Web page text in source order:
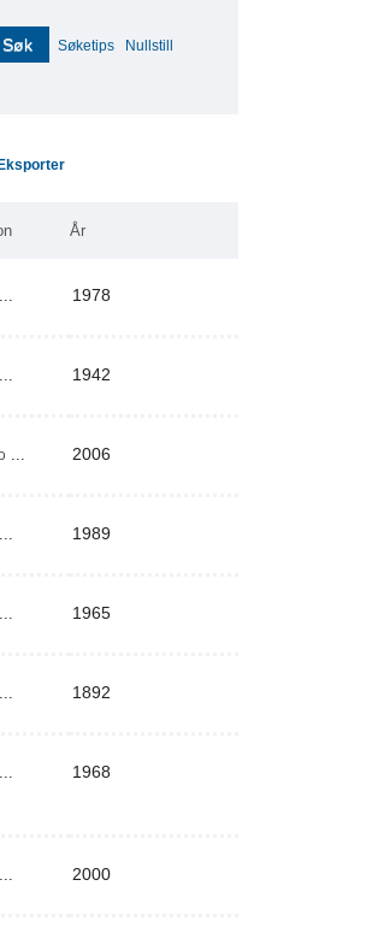
Søk Søketips Nullstill
Eksporter
År
1978
1942
... 2006
1989
1965
1892
1968
2000